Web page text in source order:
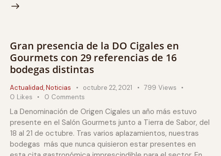
Gran presencia de la DO Cigales en
Gourmets con 29 referencias de 16
bodegas distintas
Actualidad,Noticias octubre 22, 2021 799 Views
0 Likes 0 Comments
La Denominación de Origen Cigales un año más estuvo
presente en el Salón Gourmets junto a Tierra de Sabor, del
18 al 21 de octubre. Tras varios aplazamientos, nuestras
bodegas más que nunca quisieron estar presentes en